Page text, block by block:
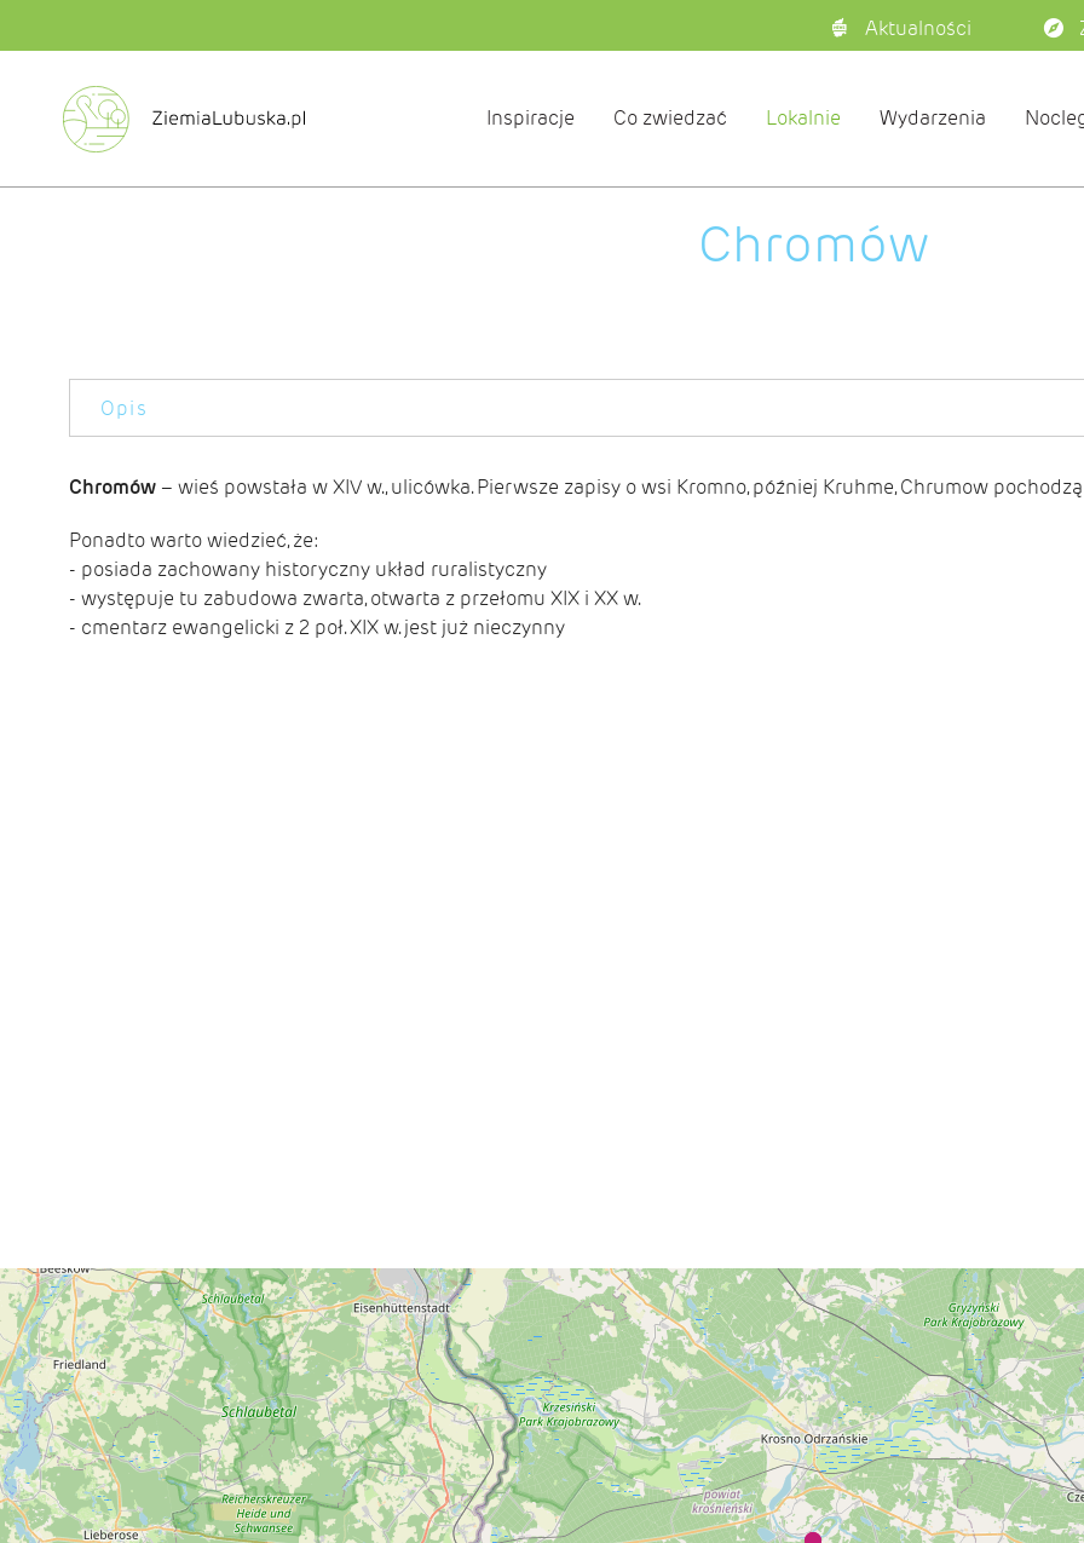
Aktualności
Inspiracje Co zwiedzać Lokalnie Wydarzenia
Chromów
Opis
Chromów– wieś powstała w XIV w., ulicówka. Pierwsze zapisy o wsi Kromno, później Kruhme, Chrumow
Ponadto warto wiedzieć, że:
- posiada zachowany historyczny układ ruralistyczny
- występuje tu zabudowa zwarta, otwarta z przełomu XIX i XX w.
- cmentarz ewangelicki z 2 poł. XIX w. jest już nieczynny